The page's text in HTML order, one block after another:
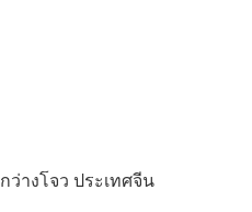
างโจว ประเทศจีน